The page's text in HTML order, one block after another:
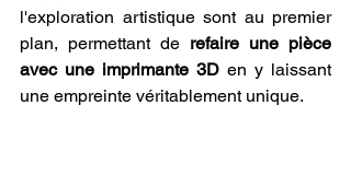
l'exploration artistique sont au premier
plan, permettant de refaire une pièce
avec une imprimante 3D en y laissant
une empreinte véritablement unique.